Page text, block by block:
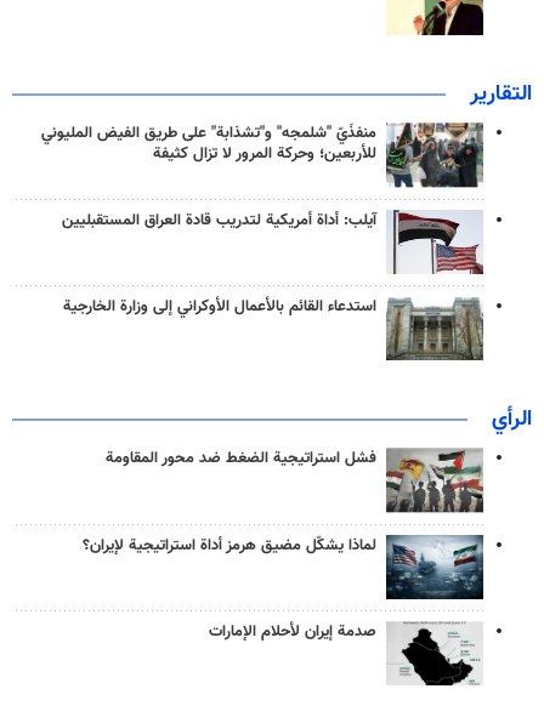
التقارير
منفذَيّ "شلمجه" و"تشذابة" على طريق الفيض المليوني
للأربعين؛ وحركة المرور لا تزال كثيفة
آيلب: أداة أمريكية لتدريب قادة العراق المستقبليين
استدعاء القائم بالأعمال الأوكراني إلى وزارة الخارجية
الرأي
فشل استراتيجية الضغط ضد محور المقاومة
لماذا يشكّل مضيق هرمز أداة استراتيجية لإيران؟
صدمة إيران لأحلام الإمارات